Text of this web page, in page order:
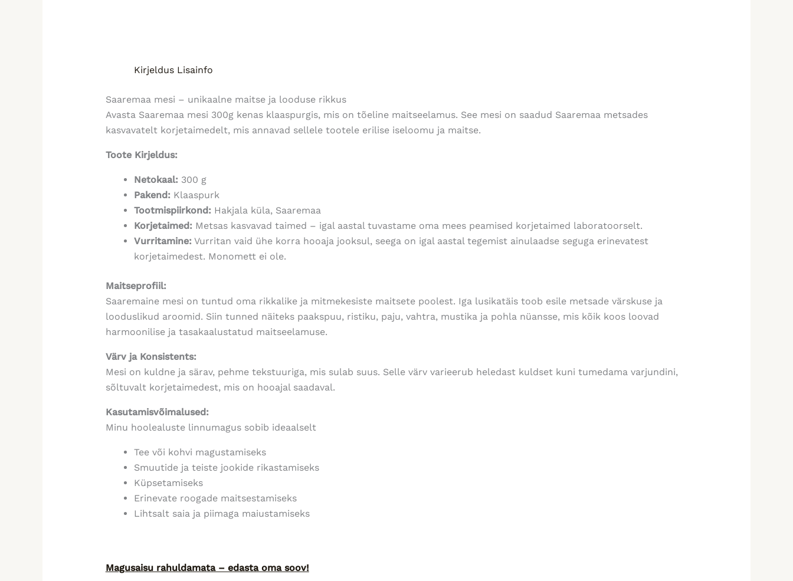
Kirjeldus Lisainfo
Saaremaa mesi – unikaalne maitse ja looduse rikkus
Avasta Saaremaa mesi 300g kenas klaaspurgis, mis on tõeline maitseelamus. See mesi on saadud Saaremaa metsades
kasvavatelt korjetaimedelt, mis annavad sellele tootele erilise iseloomu ja maitse.
Toote Kirjeldus:
Netokaal: 300 g
Pakend: Klaaspurk
Tootmispiirkond: Hakjala küla, Saaremaa
Korjetaimed: Metsas kasvavad taimed – igal aastal tuvastame oma mees peamised korjetaimed laboratoorselt.
Vurritamine: Vurritan vaid ühe korra hooaja jooksul, seega on igal aastal tegemist ainulaadse seguga erinevatest
korjetaimedest. Monomett ei ole.
Maitseprofiil:
Saaremaine mesi on tuntud oma rikkalike ja mitmekesiste maitsete poolest. Iga lusikatäis toob esile metsade värskuse ja
looduslikud aroomid. Siin tunned näiteks paakspuu, ristiku, paju, vahtra, mustika ja pohla nüansse, mis kõik koos loovad
harmoonilise ja tasakaalustatud maitseelamuse.
Värv ja Konsistents:
Mesi on kuldne ja särav, pehme tekstuuriga, mis sulab suus. Selle värv varieerub heledast kuldset kuni tumedama varjundini,
sõltuvalt korjetaimedest, mis on hooajal saadaval.
Kasutamisvõimalused:
Minu hoolealuste linnumagus sobib ideaalselt
Tee või kohvi magustamiseks
Smuutide ja teiste jookide rikastamiseks
Küpsetamiseks
Erinevate roogade maitsestamiseks
Lihtsalt saia ja piimaga maiustamiseks
Magusaisu rahuldamata – edasta oma soov!